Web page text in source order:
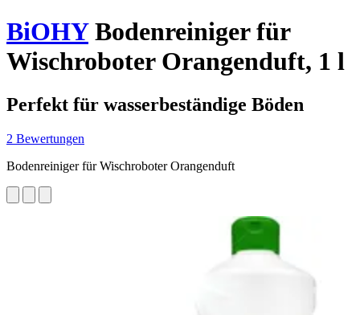
BiOHYBodenreiniger für
Wischroboter Orangenduft, 1 l
Perfekt für wasserbeständige Böden
2 Bewertungen
Bodenreiniger für Wischroboter Orangenduft